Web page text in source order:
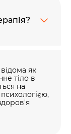
як
тіло в
на